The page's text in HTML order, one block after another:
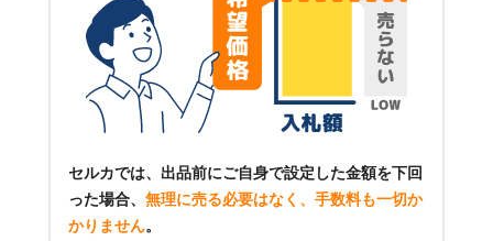
セルカでは、出品前にご自身で設定した金額を下回
った場合、 無理に売る必要はなく、手数料も一切か
かりません。